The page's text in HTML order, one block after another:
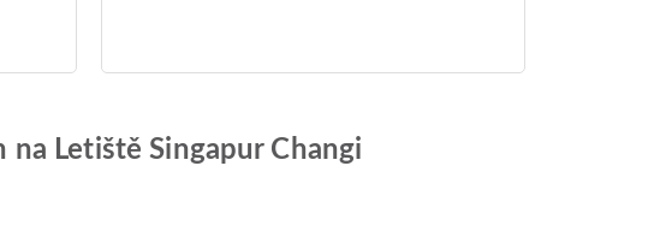
Letiště Singapur Changi